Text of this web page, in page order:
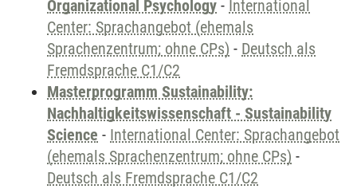
Organizational Psychology - International
Center: Sprachangebot (ehemals
Sprachenzentrum; ohne CPs) - Deutsch als
Fremdsprache C1/C2
Masterprogramm Sustainability:
Nachhaltigkeitswissenschaft - Sustainability
Science - International Center: Sprachangebot
(ehemals Sprachenzentrum; ohne CPs) -
Deutsch als Fremdsprache C1/C2